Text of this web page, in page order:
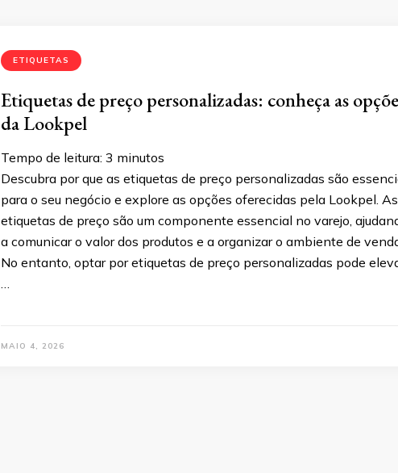
ETIQUETAS
Etiquetas de preço personalizadas: conheça as
da Lookpel
Tempo de leitura: 3 minutos
Descubra por que as etiquetas de preço personalizadas são
para o seu negócio e explore as opções oferecidas pela Lookpel. As
etiquetas de preço são um componente essencial no varejo,
a comunicar o valor dos produtos e a organizar o ambiente de
No entanto, optar por etiquetas de preço personalizadas pode
…
MAIO 4, 2026